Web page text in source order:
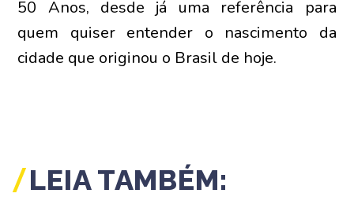
50 Anos, desde já uma referência para
quem quiser entender o nascimento da
cidade que originou o Brasil de hoje.
LEIA TAMBÉM: